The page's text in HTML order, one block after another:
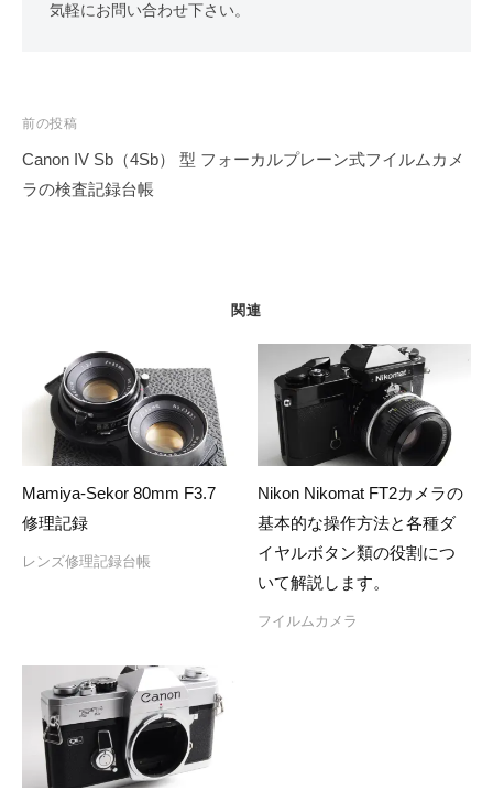
気軽にお問い合わせ下さい。
投
稿
ナ
前の投稿
Canon IV Sb（4Sb） 型 フォーカルプレーン式フイルムカメ
ラの検査記録台帳
関連
Mamiya-Sekor 80mm F3.7
修理記録
レンズ修理記録台帳
Nikon Nikomat FT2カメラの
基本的な操作方法と各種ダ
イヤルボタン類の役割につ
いて解説します。
フイルムカメラ